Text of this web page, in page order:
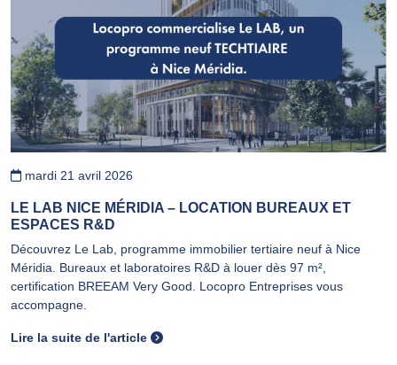
mardi 21 avril 2026
LE LAB NICE MÉRIDIA – LOCATION BUREAUX ET
ESPACES R&D
Découvrez Le Lab, programme immobilier tertiaire neuf à Nice
Méridia. Bureaux et laboratoires R&D à louer dès 97 m²,
certification BREEAM Very Good. Locopro Entreprises vous
accompagne.
Lire la suite de l'article